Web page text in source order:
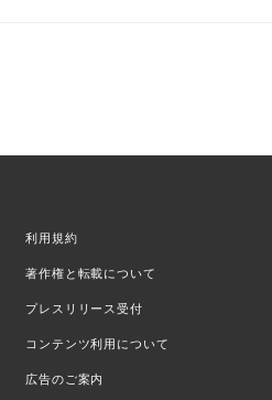
利用規約
著作権と転載について
プレスリリース受付
コンテンツ利用について
広告のご案内